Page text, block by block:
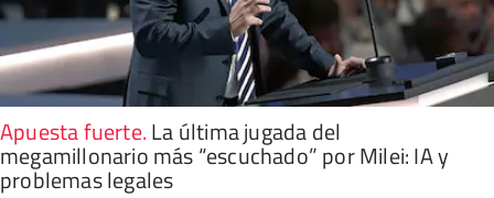
Apuesta fuerte.La última jugada del
megamillonario más “escuchado” por Milei: IA y
problemas legales